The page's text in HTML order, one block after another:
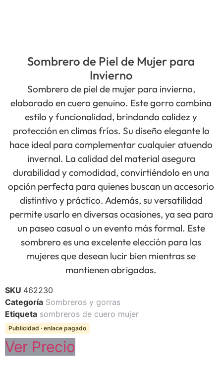
Sombrero de Piel de Mujer para
Invierno
Sombrero de piel de mujer para invierno,
elaborado en cuero genuino. Este gorro combina
estilo y funcionalidad, brindando calidez y
protección en climas fríos. Su diseño elegante lo
hace ideal para complementar cualquier atuendo
invernal. La calidad del material asegura
durabilidad y comodidad, convirtiéndolo en una
opción perfecta para quienes buscan un accesorio
distintivo y práctico. Además, su versatilidad
permite usarlo en diversas ocasiones, ya sea para
un paseo casual o un evento más formal. Este
sombrero es una excelente elección para las
mujeres que desean lucir bien mientras se
mantienen abrigadas.
SKU 462230
Categoría Sombreros y gorras
Etiqueta sombreros de cuero mujer
Publicidad · enlace pagado
Ver Precio